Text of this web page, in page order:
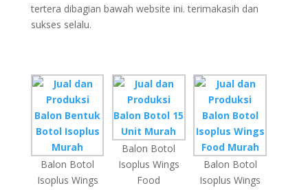
tertera dibagian bawah website ini. terimakasih dan
sukses selalu.
Balon Botol
Isoplus Wings
Balon Botol
Isoplus Wings
Food
Balon Botol
Isoplus Wings